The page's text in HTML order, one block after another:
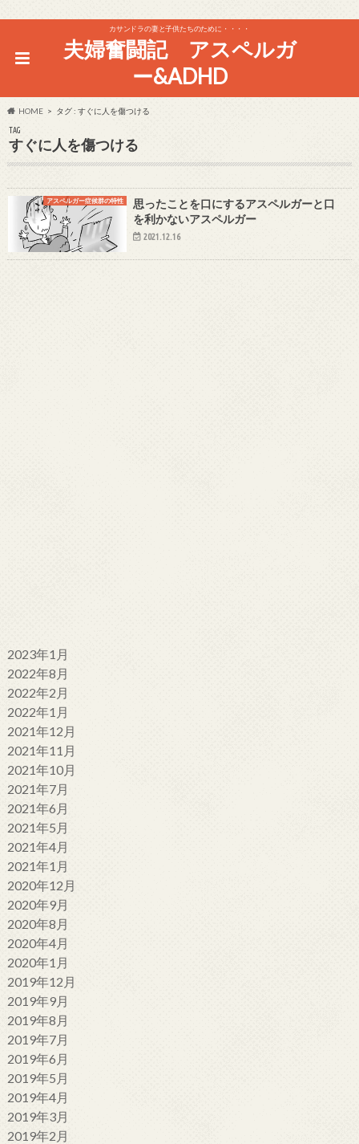
カサンドラの妻と子供たちのために・・・・
夫婦奮闘記 アスペルガ
ー&ADHD
HOME タグ : すぐに人を傷つける
TAG
すぐに人を傷つける
アスペルガー症候群の特性
思ったことを口にするアスペルガーと口
を利かないアスペルガー
2021.12.16
2023年1月
2022年8月
2022年2月
2022年1月
2021年12月
2021年11月
2021年10月
2021年7月
2021年6月
2021年5月
2021年4月
2021年1月
2020年12月
2020年9月
2020年8月
2020年4月
2020年1月
2019年12月
2019年9月
2019年8月
2019年7月
2019年6月
2019年5月
2019年4月
2019年3月
2019年2月